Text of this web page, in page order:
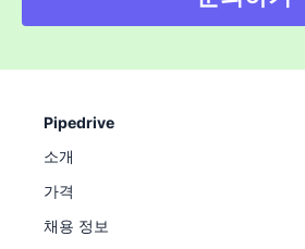
Pipedrive
소개
가격
채용 정보